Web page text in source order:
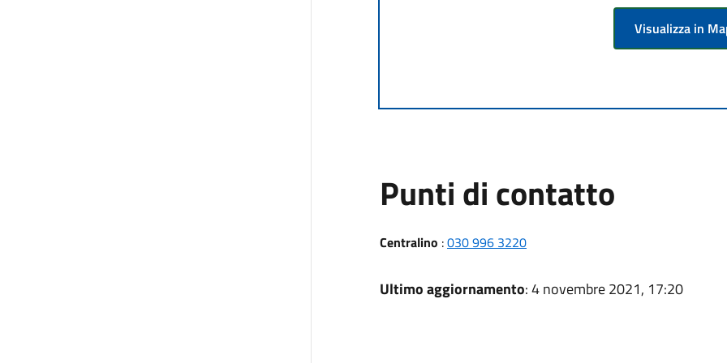
Visualizza in
Punti di contatto
Centralino :030 996 3220
Ultimo aggiornamento: 4 novembre 2021, 17:20